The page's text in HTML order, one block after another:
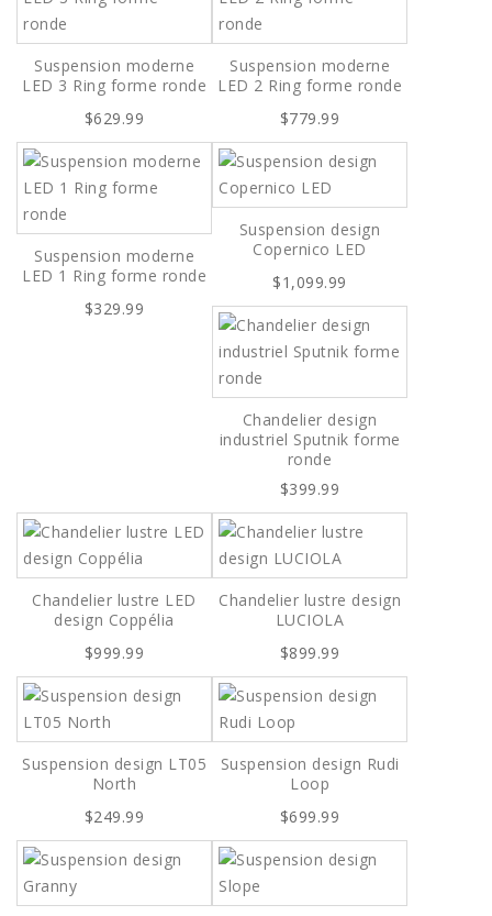
Suspension moderne
LED 3 Ring forme ronde
$629.99
Suspension moderne
LED 2 Ring forme ronde
$779.99
Suspension moderne
LED 1 Ring forme ronde
$329.99
Suspension design
Copernico LED
$1,099.99
Chandelier design
industriel Sputnik forme
ronde
$399.99
Chandelier lustre LED
design Coppélia
$999.99
Chandelier lustre design
LUCIOLA
$899.99
Suspension design LT05
North
$249.99
Suspension design Rudi
Loop
$699.99